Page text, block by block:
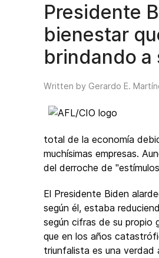
Presidente
bienestar
brindando a
Written by Gerardo E.
total de la economía
muchísimas empresas.
del derroche de
El Presidente Biden
según él, estaba
según cifras de su propio
que en los años
triunfalista es una verdad